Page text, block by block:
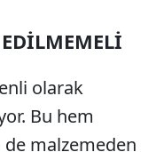
olarak
Bu hem
de malzemeden